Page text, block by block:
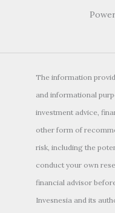
The information
and informational
investment advice,
other form of
risk, including the
conduct your own
financial advisor
Invesnesia and its